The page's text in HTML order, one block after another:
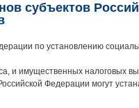
субъектов
по установлению
и имущественных налоговых
Федерации могут